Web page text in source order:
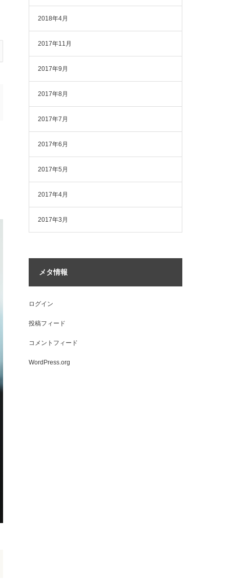
2018年4月
2017年11月
2017年9月
2017年8月
2017年7月
2017年6月
2017年5月
2017年4月
2017年3月
メタ情報
ログイン
投稿フィード
コメントフィード
WordPress.org